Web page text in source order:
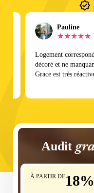
Pauline
★★★★★
Logement
décoré et ne manquant
Grace est très réactive,
Audit
À PARTIR DE18%